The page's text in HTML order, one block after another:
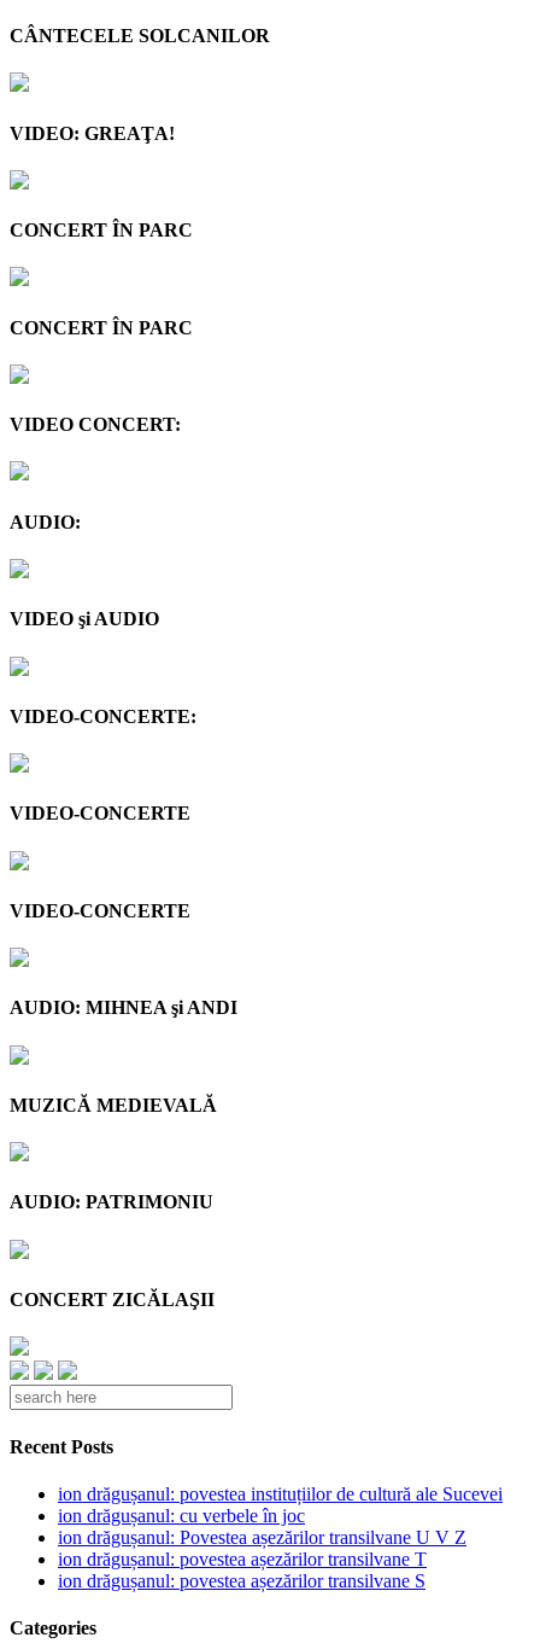
CÂNTECELE SOLCANILOR
VIDEO: GREAŢA!
CONCERT ÎN PARC
CONCERT ÎN PARC
VIDEO CONCERT:
AUDIO:
VIDEO şi AUDIO
VIDEO-CONCERTE:
VIDEO-CONCERTE
VIDEO-CONCERTE
AUDIO: MIHNEA şi ANDI
MUZICĂ MEDIEVALĂ
AUDIO: PATRIMONIU
CONCERT ZICĂLAŞII
Recent Posts
ion drăgușanul: povestea instituțiilor de cultură ale Sucevei
ion drăgușanul: cu verbele în joc
ion drăgușanul: Povestea așezărilor transilvane U V Z
ion drăgușanul: povestea așezărilor transilvane T
ion drăgușanul: povestea așezărilor transilvane S
Categories